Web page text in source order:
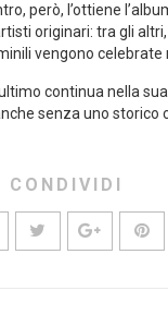
però, l’ottiene
originari: tra gli
vengono celebrate
continua nella
senza uno
CONDIVIDI